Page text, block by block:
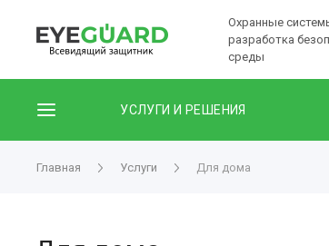
Охранные
разработка
среды
УСЛУГИ И РЕШЕНИЯ
Главная Услуги Для дома